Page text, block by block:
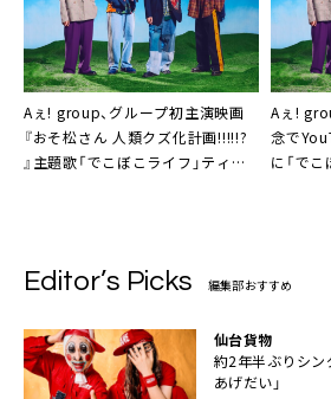
Aぇ! group、グループ初主演映画
『おそ松さん 人類クズ化計画!!!!!?
』主題歌「でこぼこライフ」ティザ
Aぇ!
念で
に「で
Editor’s Picks 編集部おすすめ
仙台貨物
約2年半ぶりシン
あげだい」